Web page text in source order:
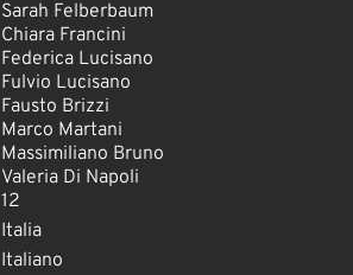
Sarah Felberbaum
Chiara Francini
Federica Lucisano
Fulvio Lucisano
Fausto Brizzi
Marco Martani
Massimiliano Bruno
Valeria Di Napoli
12
Italia
Italiano